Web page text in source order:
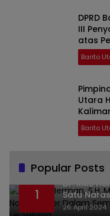
DPRD
III
atas
DPRD
Barito
Utara
Revisi
Barito
Popular Posts
1
Dr. KMS
Satu
kesehatan
26 April 2024